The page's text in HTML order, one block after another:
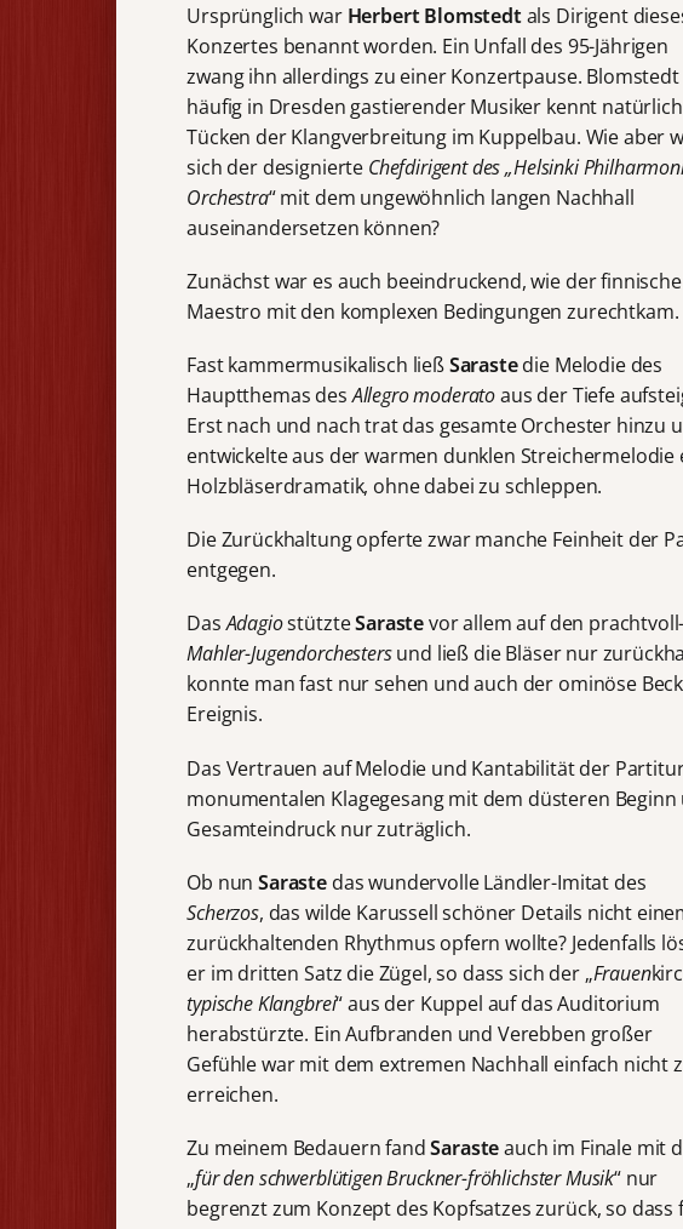
Ursprünglich war Herbert Blomstedtals Dirigent
Konzertes benannt worden. Ein Unfall des 95-Jährigen
zwang ihn allerdings zu einer Konzertpause. Blomstedt
häufig in Dresden gastierender Musiker kennt
Tücken der Klangverbreitung im Kuppelbau. Wie aber
sich der designierte Chefdirigent des „Helsinki
Orchestra“ mit dem ungewöhnlich langen Nachhall
auseinandersetzen können?
Zunächst war es auch beeindruckend, wie der finnische
Maestro mit den komplexen Bedingungen zurechtkam.
Fast kammermusikalisch ließSarastedie Melodie des
Hauptthemas desAllegromoderatoaus der Tiefe
Erst nach und nach trat das gesamte Orchester hinzu
entwickelte aus der warmen dunklen
Holzbläserdramatik, ohne dabei zu schleppen.
Die Zurückhaltung opferte zwar manche Feinheit der
entgegen.
DasAdagiostützteSarastevor allem auf den
Mahler-Jugendorchestersund ließ die Bläser nur
konnte man fast nur sehen und auch der ominöse
Ereignis.
Das Vertrauen auf Melodie und Kantabilität der
monumentalen Klagegesang mit dem düsteren
Gesamteindruck nur zuträglich.
Ob nunSaraste das wundervolle Ländler-Imitat des
Scherzos, das wilde Karussell schöner Details nicht
zurückhaltenden Rhythmus opfern wollte? Jedenfalls
er im dritten Satz die Zügel, so dass sich der „Frauen
typische Klangbrei“ aus der Kuppel auf das Auditorium
herabstürzte. Ein Aufbranden und Verebben großer
Gefühle war mit dem extremen Nachhall einfach nicht
erreichen.
Zu meinem Bedauern fandSarasteauch im Finale mit
„für den schwerblütigen Bruckner-fröhlichster Musik“ nur
begrenzt zum Konzept des Kopfsatzes zurück, so